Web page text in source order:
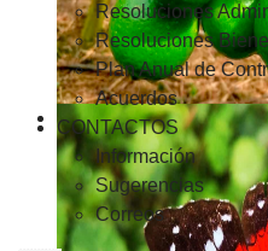
Resoluciones
Resoluciones
Plan Anual de
Acuerdos
CONTACTOS
Información
Sugerencias
Correos